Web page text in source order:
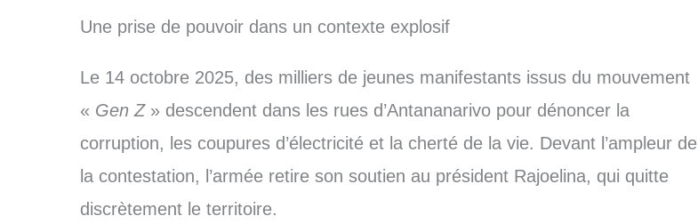
Une prise de pouvoir dans un contexte explosif
Le 14 octobre 2025, des milliers de jeunes manifestants issus du mouvement
« Gen Z» descendent dans les rues d’Antananarivo pour dénoncer la
corruption, les coupures d’électricité et la cherté de la vie. Devant l’ampleur de
la contestation, l’armée retire son soutien au président Rajoelina, qui quitte
discrètement le territoire.